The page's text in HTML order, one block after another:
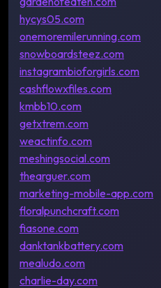
hycys05.com
onemoremilerunning.com
snowboardsteez.com
instagrambioforgirls.com
cashflowxfiles.com
kmbb10.com
getxtrem.com
weactinfo.com
meshingsocial.com
thearguer.com
marketing-mobile-app.com
floralpunchcraft.com
fiasone.com
danktankbattery.com
mealudo.com
charlie-day.com